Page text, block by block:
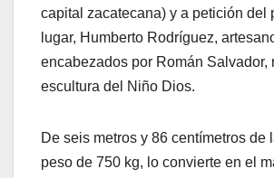
capital zacatecana) y a petición del
lugar, Humberto Rodríguez,
encabezados por Román Salvador,
escultura del Niño Dios.
De seis metros y 86 centímetros de
peso de 750 kg, lo convierte en el